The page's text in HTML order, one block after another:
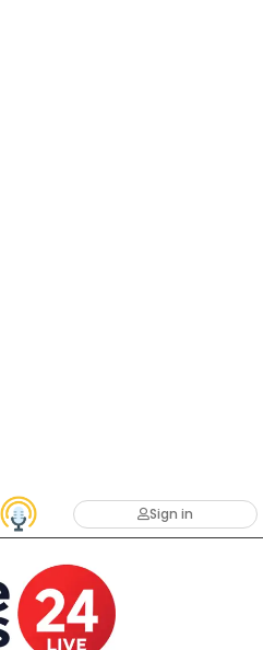
Sign in